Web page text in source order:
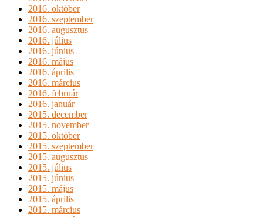
2016. október
2016. szeptember
2016. augusztus
2016. július
2016. június
2016. május
2016. április
2016. március
2016. február
2016. január
2015. december
2015. november
2015. október
2015. szeptember
2015. augusztus
2015. július
2015. június
2015. május
2015. április
2015. március